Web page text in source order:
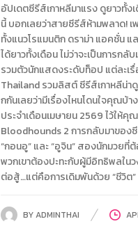
อัปเดตซีรีส์เกาหลีมาแรง ดูยาวทั้ง
นี้ บอกเลยว่าสายซีรีส์ห้ามพลาด! เ
ทั้งแนวโรแมนติก ดราม่า แอคชั่น
ได้ยาวทั้งเดือน ไม่ว่าจะเป็นการก
รวมตัวนักแสดงระดับท็อป แต่ละเ
Thailand รวมลิสต์ ซีรีส์เกาหลีน่า
กกันเลยว่ามีเรื่องไหนโดนใจคุณบ้าง
ประจำเดือนเมษายน 2569 ไว้ให้คุ
Bloodhounds 2 การกลับมาของ
“กอนอู” และ “อูจิน” สองนักมวย
พวกเขาต้องปะทะกับผู้มีอิทธิพลใน
ต่อสู้…แต่คือการเดิมพันด้วย “ชีวิต”
BYADMINTHAI